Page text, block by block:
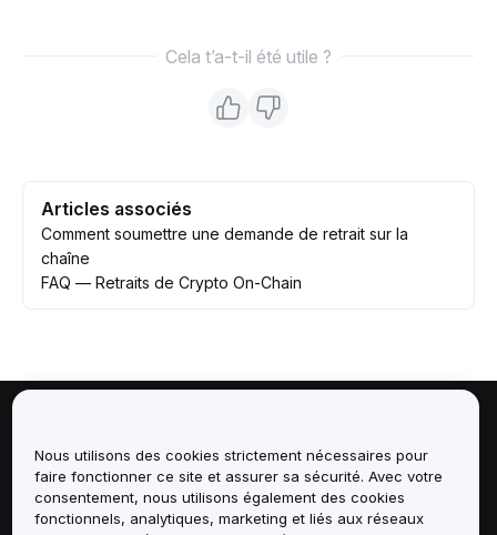
Cela t’a-t-il été utile ?
Articles associés
Comment soumettre une demande de retrait sur la
chaîne
FAQ — Retraits de Crypto On-Chain
Services
Nous utilisons des cookies strictement nécessaires pour
faire fonctionner ce site et assurer sa sécurité. Avec votre
consentement, nous utilisons également des cookies
fonctionnels, analytiques, marketing et liés aux réseaux